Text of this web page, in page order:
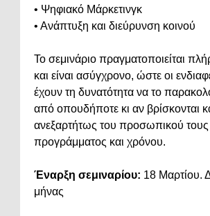
• Ψηφιακό Μάρκετινγκ
• Ανάπτυξη και διεύρυνση κοινού
Το σεμινάριο πραγματοποιείται
και είναι ασύγχρονο, ώστε οι
έχουν τη δυνατότητα να το
από οπουδήποτε κι αν βρίσκονται
ανεξαρτήτως του προσωπικού τους
προγράμματος και χρόνου.
Έναρξη σεμιναρίου: 18 Μαρτίου.
μήνας